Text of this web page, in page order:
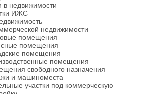
в недвижимости
ИЖС
недвижимости
помещения
помещения
помещения
помещения
свободного назначения
и машиноместа
участки под коммерческую